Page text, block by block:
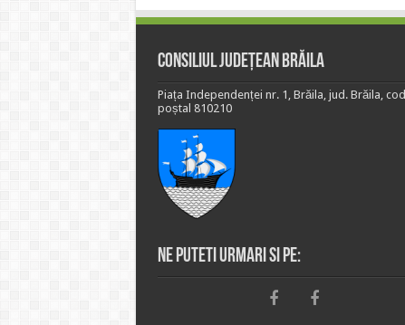
Consiliul Județean Brăila
Piața Independenței nr. 1, Brăila, jud. Brăila, cod
poștal 810210
Ne puteti urmari si pe: